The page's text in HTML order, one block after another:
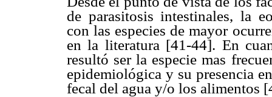
de parasitosis intestinales, la
con las especies de mayor
en la literatura [41-44]. En
resultó ser la especie mas
epidemiológica y su presencia
fecal del agua y/o los alimentos